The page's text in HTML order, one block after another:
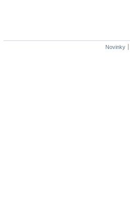
Novinky